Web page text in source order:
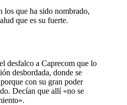
los que ha sido nombrado,
que es su fuerte.
desfalco a Caprecom que lo
desbordada, donde se
con su gran poder
Decían que allí «no se